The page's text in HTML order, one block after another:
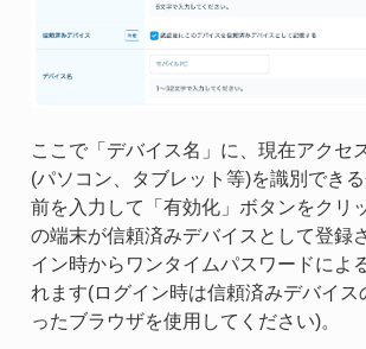
ここで「デバイス名」に、現在アクセ
(パソコン、タブレット等)を識別でき
前を入力して「有効化」ボタンをクリ
の端末が信頼済みデバイスとして登録
イン時からワンタイムパスワードによ
れます(ログイン時は信頼済みデバイス
ったブラウザを使用してください)。